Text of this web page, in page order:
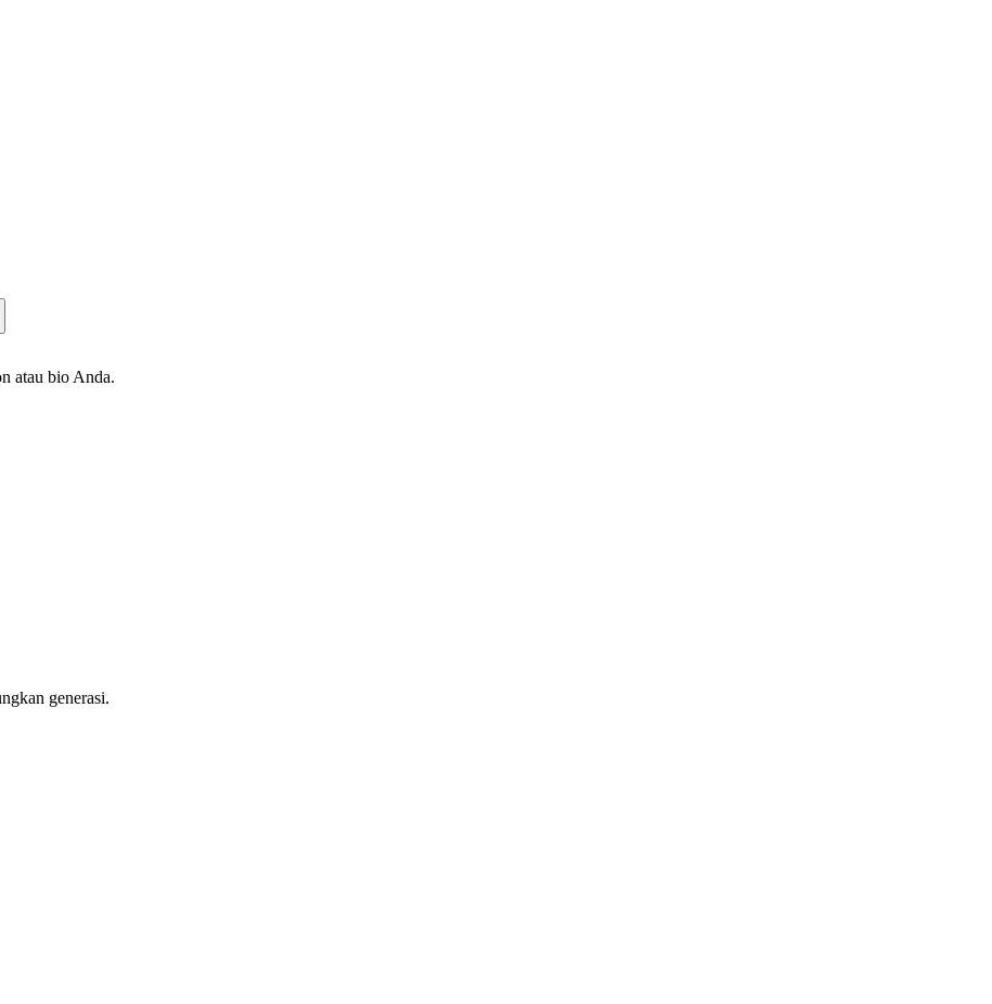
atau bio Anda.
generasi.